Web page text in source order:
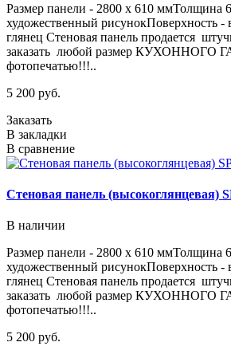
Размер панели - 2800 х 610
художественный рисунокПоверхность -
глянец Стеновая панель продается
заказать любой размер КУХОННОГО
фотопечатью!!!..
5 200 руб.
Заказать
В закладки
В сравнение
Стеновая панель (высокоглянцевая)
В наличии
Размер панели - 2800 х 610
художественный рисунокПоверхность -
глянец Стеновая панель продается
заказать любой размер КУХОННОГО
фотопечатью!!!..
5 200 руб.